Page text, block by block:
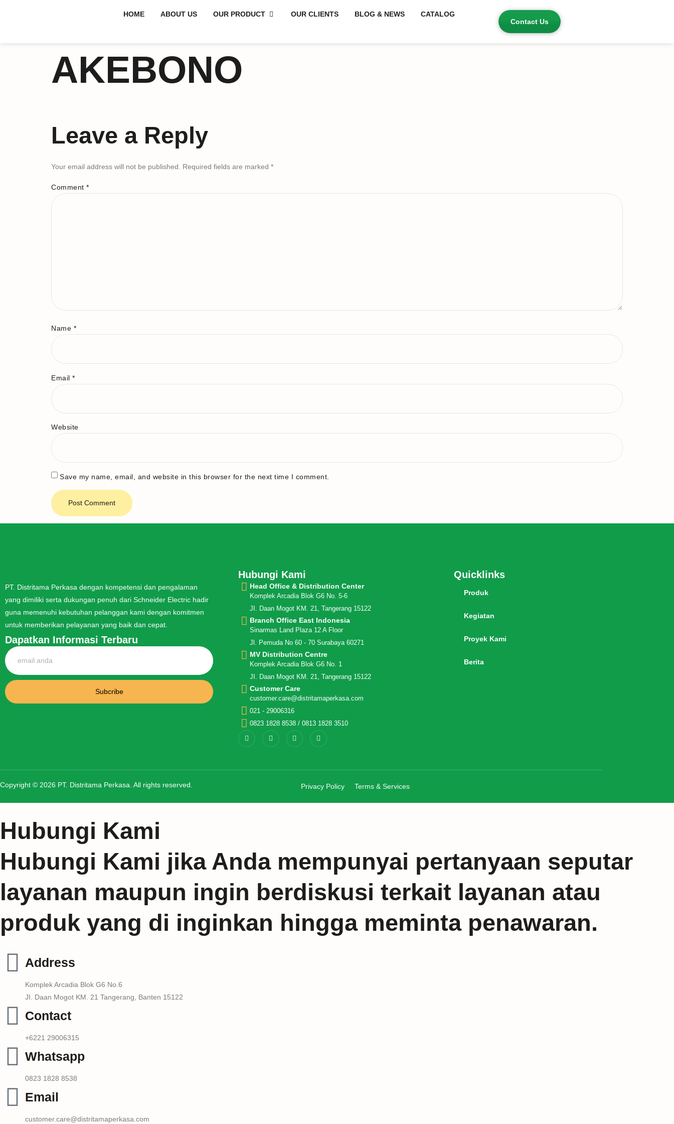
HOME ABOUT US OUR PRODUCT OUR CLIENTS BLOG & NEWS
CATALOG
Contact Us
AKEBONO
Leave a Reply
Your email address will not be published. Required fields are marked *
Comment *
Name *
Email *
Website
Save my name, email, and website in this browser for the next time I comment.
PT. Distritama Perkasa dengan kompetensi dan pengalaman
yang dimiliki serta dukungan penuh dari Schneider Electric hadir
guna memenuhi kebutuhan pelanggan kami dengan komitmen
untuk memberikan pelayanan yang baik dan cepat.
Dapatkan Informasi Terbaru
Subcribe
Hubungi Kami
Head Office & Distribution Center
Komplek Arcadia Blok G6 No. 5-6
JI. Daan Mogot KM. 21, Tangerang 15122
Branch Office East Indonesia
Sinarmas Land Plaza 12 A Floor
Jl. Pemuda No 60 - 70 Surabaya 60271
MV Distribution Centre
Komplek Arcadia Blok G6 No. 1
JI. Daan Mogot KM. 21, Tangerang 15122
Customer Care
customer.care@distritamaperkasa.com
021 - 29006316
0823 1828 8538 / 0813 1828 3510
Quicklinks
Produk
Kegiatan
Proyek Kami
Berita
Copyright © 2026 PT. Distritama Perkasa. All rights reserved. Privacy Policy Terms & Services
Hubungi Kami
Hubungi Kami jika Anda mempunyai pertanyaan seputar
layanan maupun ingin berdiskusi terkait layanan atau
produk yang di inginkan hingga meminta penawaran.
Address
Komplek Arcadia Blok G6 No.6
JI. Daan Mogot KM. 21 Tangerang, Banten 15122
Contact
+6221 29006315
Whatsapp
0823 1828 8538
Email
customer.care@distritamaperkasa.com